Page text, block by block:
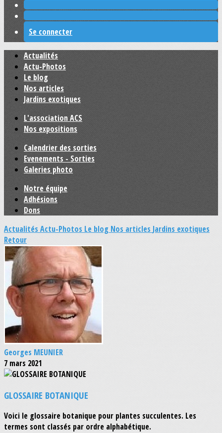
Se connecter
Actualités
Actu-Photos
Le blog
Nos articles
Jardins exotiques
L'association ACS
Nos expositions
Calendrier des sorties
Evenements - Sorties
Galeries photo
Notre équipe
Adhésions
Dons
Actualités Actu-Photos Le blog Nos articles Jardins exotiques
Retour
Georges MEUNIER
7 mars 2021
GLOSSAIRE BOTANIQUE
Voici le glossaire botanique pour plantes succulentes. Les
termes sont classés par ordre alphabétique.